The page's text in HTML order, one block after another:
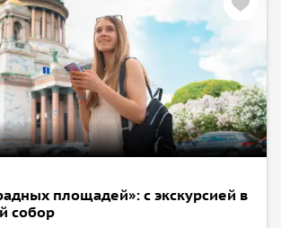
площадей»: с экскурсией в
собор